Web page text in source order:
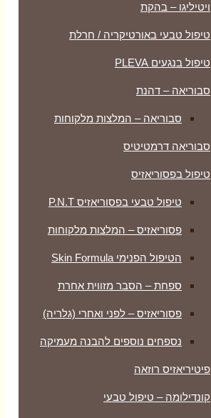
ויטיליגו – בהקת
טיפול טבעי באורטיקריה / חרלת
טיפול בנגעים PLEVA
סבוריאה – דהנת
סבוריאה – המלצות מלקוחות
סבוריאה דרמטיטיס
טיפול בפסוריאזיס
טיפול טבעי בפסוריאזיס P.N.T
פסוריאזיס – המלצות מלקוחות
הטיפול הפנימי Skin Formula
ספחת – הסבר מזווית אחרת
פסוריאזיס – לפני ואחרי (גלריה)
נספחים נוספים להבנה מעמיקה
פיטיריאזיס רוזאה
קונדילומה – טיפול טבעי